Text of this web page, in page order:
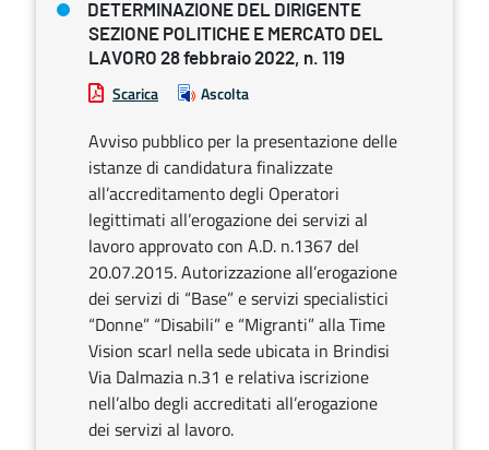
DETERMINAZIONE DEL DIRIGENTE
SEZIONE POLITICHE E MERCATO DEL
LAVORO 28 febbraio 2022, n. 119
Scarica Ascolta
Avviso pubblico per la presentazione delle
istanze di candidatura finalizzate
all’accreditamento degli Operatori
legittimati all’erogazione dei servizi al
lavoro approvato con A.D. n.1367 del
20.07.2015. Autorizzazione all’erogazione
dei servizi di “Base” e servizi specialistici
“Donne” “Disabili” e “Migranti” alla Time
Vision scarl nella sede ubicata in Brindisi
Via Dalmazia n.31 e relativa iscrizione
nell’albo degli accreditati all’erogazione
dei servizi al lavoro.